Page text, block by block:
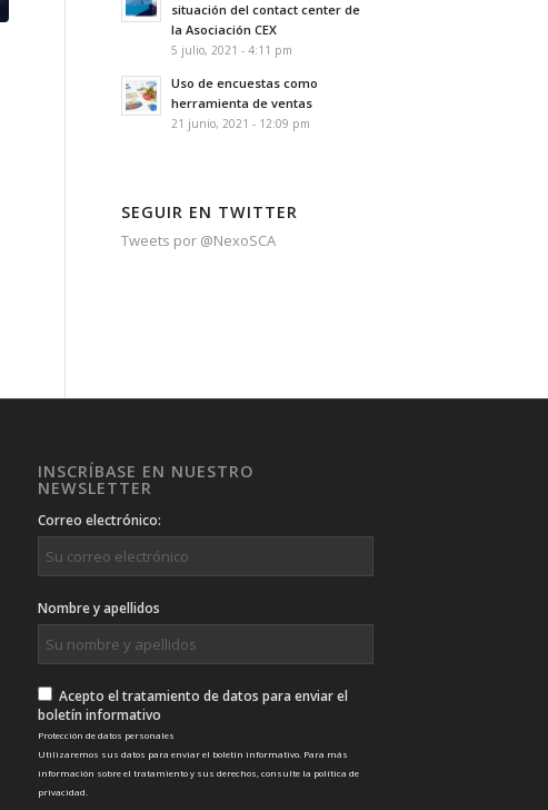
situación del contact center de
la Asociación CEX
5 julio, 2021 - 4:11 pm
Uso de encuestas como
herramienta de ventas
21 junio, 2021 - 12:09 pm
SEGUIR EN TWITTER
Tweets por @NexoSCA
INSCRÍBASE EN NUESTRO
NEWSLETTER
Correo electrónico:
Nombre y apellidos
Acepto el tratamiento de datos para enviar el
boletín informativo
Protección de datos personales
Utilizaremos sus datos para enviar el boletín informativo. Para más
información sobre el tratamiento y sus derechos, consulte la política de
privacidad